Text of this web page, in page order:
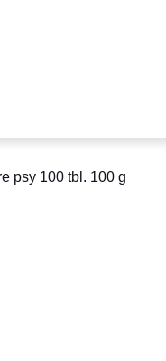
psy 100 tbl. 100 g